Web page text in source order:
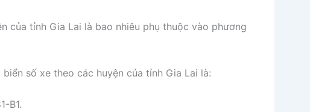
của tỉnh Gia Lai là bao nhiêu phụ thuộc vào phương
số xe theo các huyện của tỉnh Gia Lai là:
B1.